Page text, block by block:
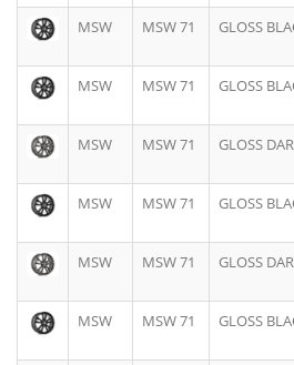
MSW MSW 71 GLOSS
MSW MSW 71 GLOSS
MSW MSW 71 GLOSS
MSW MSW 71 GLOSS
MSW MSW 71 GLOSS
MSW MSW 71 GLOSS